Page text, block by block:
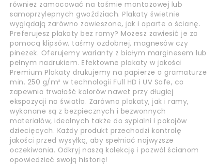
również zamocować na taśmie montażowej lub
samoprzylepnych gwoździach. Plakaty świetnie
wyglądają zarówno zawieszone, jak i oparte o ścianę.
Preferujesz plakaty bez ramy? Możesz zawiesić je za
pomocą klipsów, taśmy ozdobnej, magnesów czy
pinezek. Oferujemy warianty z białym marginesem lub
pełnym nadrukiem. Efektowne plakaty w jakości
Premium Plakaty drukujemy na papierze o gramaturze
min. 250 g/m² w technologii Full HD i UV Safe, co
zapewnia trwałość kolorów nawet przy długiej
ekspozycji na światło. Zarówno plakaty, jak i ramy,
wykonane są z bezpiecznych i bezwonnych
materiałów, idealnych także do sypialni i pokojów
dziecięcych. Każdy produkt przechodzi kontrolę
jakości przed wysyłką, aby spełniać najwyższe
oczekiwania. Odkryj naszą kolekcję i pozwól ścianom
opowiedzieć swoją historię!